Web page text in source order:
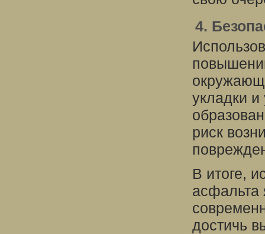
4.
укладки
риск
В итоге,
асфальта
достичь